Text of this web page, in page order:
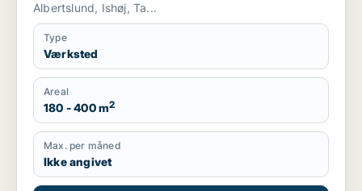
Albertslund, Ishøj, Ta...
Type
Værksted
Areal
180 - 400 m2
Max. per måned
Ikke angivet